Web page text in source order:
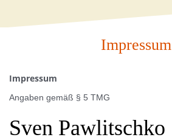
Impressum
Impressum
Angaben gemäß § 5 TMG
Sven Pawlitschko